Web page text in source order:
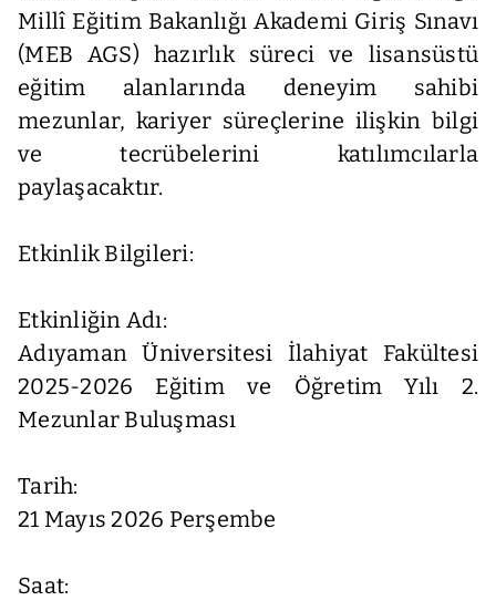
Millî Eğitim Bakanlığı Akademi Giriş Sınavı
(MEB AGS) hazırlık süreci ve lisansüstü
eğitim alanlarında deneyim sahibi
mezunlar, kariyer süreçlerine ilişkin bilgi
ve tecrübelerini katılımcılarla
paylaşacaktır.
Etkinlik Bilgileri:
Etkinliğin Adı:
Adıyaman Üniversitesi İlahiyat Fakültesi
2025-2026 Eğitim ve Öğretim Yılı 2.
Mezunlar Buluşması
Tarih:
21 Mayıs 2026 Perşembe
Saat: